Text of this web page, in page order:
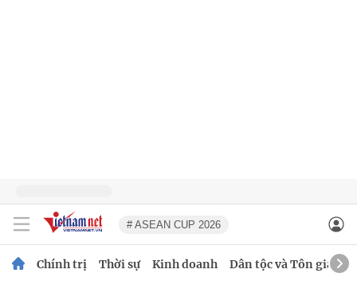
# ASEAN CUP 2026
Chính trị Thời sự Kinh doanh Dân tộc và Tôn giáo